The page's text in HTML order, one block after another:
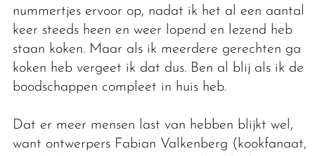
nummertjes ervoor op, nadat ik het al een aantal
keer steeds heen en weer lopend en lezend heb
staan koken. Maar als ik meerdere gerechten ga
koken heb vergeet ik dat dus. Ben al blij als ik de
boodschappen compleet in huis heb.
Dat er meer mensen last van hebben blijkt wel,
want ontwerpers Fabian Valkenberg (kookfanaat,